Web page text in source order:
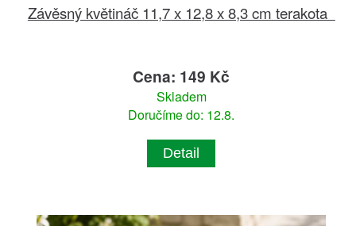
Závěsný květináč 11,7 x 12,8 x 8,3 cm terakota
Cena: 149 Kč
Skladem
Doručíme do: 12.8.
Detail